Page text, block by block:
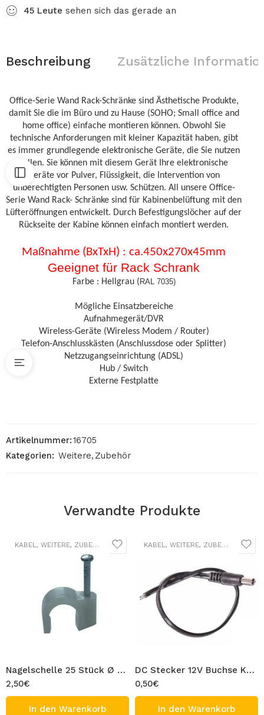
45 Leute sehen sich das gerade an
Beschreibung Zusätzliche
Office-Serie Wand Rack-Schränke sind Ästhetische Produkte,
damit Sie die im Büro und zu Hause (SOHO; Small office and
home office) einfache montieren können. Obwohl Sie
technische Anforderungen mit kleiner Kapazität haben, gibt
es immer grundlegende elektronische Geräte, die Sie nutzen
sollen. Sie können mit diesem Gerät Ihre elektronische
Geräte vor Pulver, Flüssigkeit, die Intervention von
unberechtigten Personen usw. Schützen. All unsere Office-
Serie Wand Rack- Schränke sind für Kabinenbelüftung mit den
Lüfteröffnungen entwickelt. Durch Befestigungslöcher auf der
Rückseite der Kabine können einfach montiert werden.
Maßnahme (BxTxH) : ca.450x270x45mm
Geeignet für Rack Schrank
Farbe : Hellgrau ( RAL 7035)
Mögliche Einsatzbereiche
Aufnahmegerät/DVR
Wireless-Geräte (Wireless Modem / Router)
Telefon-Anschlusskästen (Anschlussdose oder Splitter)
Netzzugangseinrichtung (ADSL)
Hub / Switch
Externe Festplatte
Artikelnummer:16705
Kategorien: Weitere, Zubehör
Verwandte Produkte
KABEL, WEITERE, ZUBEHÖR
Nagelschelle 25 Stück Ø 5mm Kabel Klemme mit Nagel Weiß Kabel Schelle
2,50€
In den Warenkorb
KABEL, WEITERE, ZUBEHÖR
DC Stecker 12V Buchse Kupplung 1 Stück Hohlstecker Weiblich 5,5 x 2,1 mm 1x Power Jack Strom Kabel Verbinder für Überwachungskamera
0,50€
In den Warenkorb